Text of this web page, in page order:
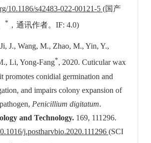
10.1186/s42483-022-00121-5 (国产
* ，通讯作者。IF: 4.0)
J., Wang, M., Zhao, M., Yin, Y.,
Li, Yong-Fang*, 2020. Cuticular wax
promotes conidial germination and
and impairs colony expansion of
Penicillium digitatum.
and Technology.169, 111296.
j.postharvbio.2020.111296 (SCI